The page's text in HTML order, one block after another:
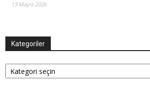
13 Mayıs 2026
Kategoriler
Kategoriler